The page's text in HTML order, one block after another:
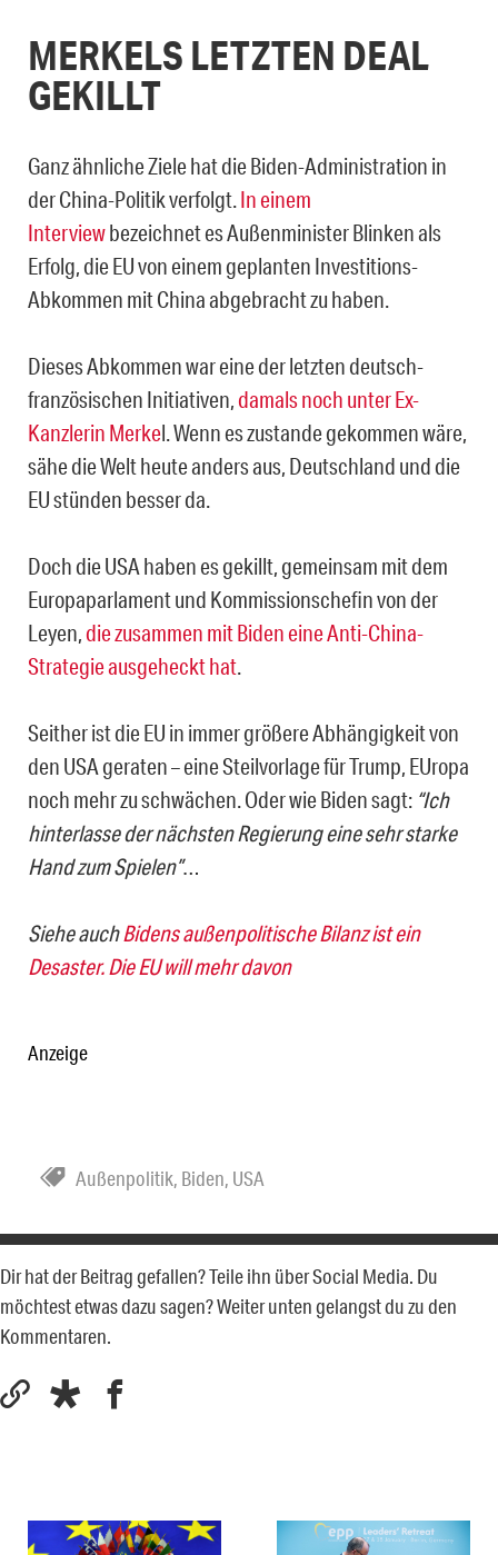
MERKELS LETZTEN DEAL
GEKILLT
Ganz ähnliche Ziele hat die Biden-Administration in
der China-Politik verfolgt.In einem
Interviewbezeichnet es Außenminister Blinken als
Erfolg, die EU von einem geplanten Investitions-
Abkommen mit China abgebracht zu haben.
Dieses Abkommen war eine der letzten deutsch-
französischen Initiativen,damals noch unter Ex-
Kanzlerin Merkel. Wenn es zustande gekommen wäre,
sähe die Welt heute anders aus, Deutschland und die
EU stünden besser da.
Doch die USA haben es gekillt, gemeinsam mit dem
Europaparlament und Kommissionschefin von der
Leyen,die zusammen mit Biden eine Anti-China-
Strategie ausgeheckt hat.
Seither ist die EU in immer größere Abhängigkeit von
den USA geraten – eine Steilvorlage für Trump, EUropa
noch mehr zu schwächen. Oder wie Biden sagt: “Ich
hinterlasse der nächsten Regierung eine sehr starke
Hand zum Spielen”…
Siehe auchBidens außenpolitische Bilanz ist ein
Desaster. Die EU will mehr davon
Anzeige
Außenpolitik, Biden, USA
Dir hat der Beitrag gefallen? Teile ihn über Social Media. Du
möchtest etwas dazu sagen? Weiter unten gelangst du zu den
Kommentaren.